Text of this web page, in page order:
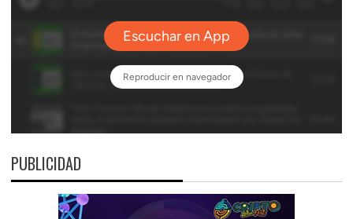
PUBLICIDAD